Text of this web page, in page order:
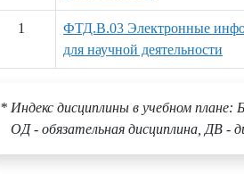
1
ФТД.В.03 Электронные
для научной деятельности
* Индекс дисциплины в учебном плане:
ОД - обязательная дисциплина, ДВ -